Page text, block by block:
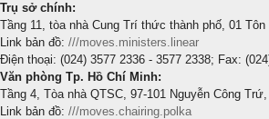
Trụ sở chính:
Tầng 11, tòa nhà Cung Trí thức thành phố, 01
Link bản đồ: ///moves.ministers.linear
Điện thoại: (024) 3577 2336 - 3577 2338; Fax:
Văn phòng Tp. Hồ Chí Minh:
Tầng 4, Tòa nhà QTSC, 97-101 Nguyễn Công
Link bản đồ: ///moves.chairing.polka